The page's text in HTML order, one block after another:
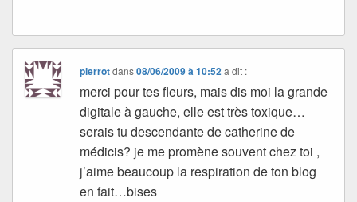
pierrotdans08/06/2009 à 10:52 a dit :
merci pour tes fleurs, mais dis moi la grande
digitale à gauche, elle est très toxique…
serais tu descendante de catherine de
médicis? je me promène souvent chez toi ,
j’aime beaucoup la respiration de ton blog
en fait…bises